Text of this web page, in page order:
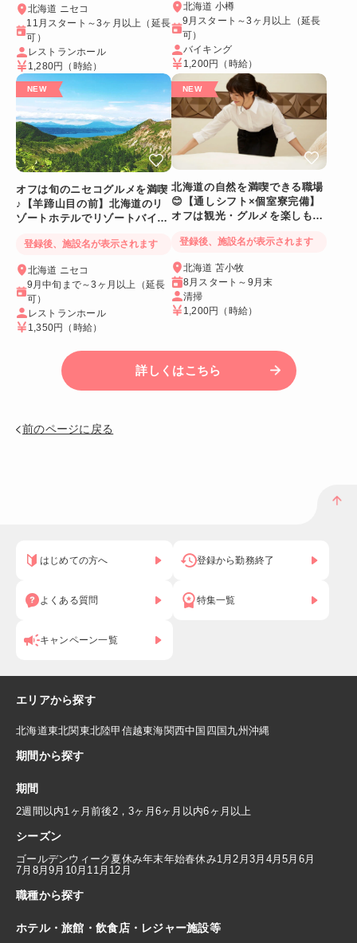
北海道 ニセコ
11月スタート～3ヶ月以上（延長
可）
レストランホール
1,280円
（時給）
北海道 小樽
9月スタート～3ヶ月以上（延長
可）
バイキング
1,200円
（時給）
オフは旬のニセコグルメを満喫
♪【羊蹄山目の前】北海道のリ
ゾートホテルでリゾートバイト
登録後、施設名が表示されます
北海道 ニセコ
9月中旬まで～3ヶ月以上（延長
可）
レストランホール
1,350円 （時給）
北海道の自然を満喫できる職場
😊【通しシフト×個室寮完備】
オフは観光・グルメを楽しも
登録後、施設名が表示されます
北海道 苫小牧
8月スタート～9月末
清掃
1,200円 （時給）
詳しくはこちら
前のページに戻る
はじめての方へ 登録から勤務終了
よくある質問 特集一覧
キャンペーン一覧
エリアから探す
北海道東北関東北陸甲信越東海関西中国 四国九州沖縄
期間から探す
期間
2週間以内1ヶ月前後 2，3ヶ月 6ヶ月以内6ヶ月以上
シーズン
ゴールデンウィーク 夏休み年末年始春休み1月 2月3月 4月5月 6月
7月 8月9月 10月 11月 12月
職種から探す
ホテル・旅館・飲食店・レジャー施設等